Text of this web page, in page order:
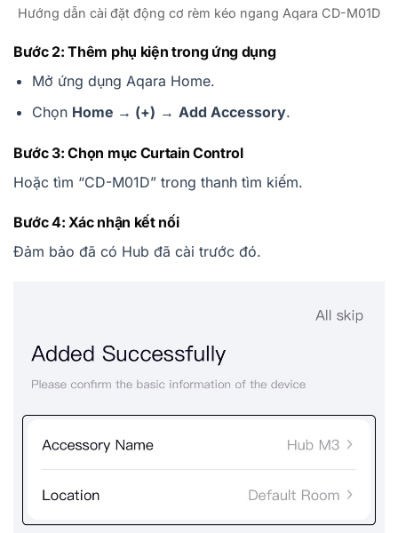
Hướng dẫn cài đặt động cơ rèm kéo ngang Aqara CD-M01D
Bước 2: Thêm phụ kiện trong ứng dụng
Mở ứng dụng Aqara Home.
Chọn Home → (+) → Add Accessory.
Bước 3: Chọn mục Curtain Control
Hoặc tìm “CD-M01D” trong thanh tìm kiếm.
Bước 4: Xác nhận kết nối
Đảm bảo đã có Hub đã cài trước đó.